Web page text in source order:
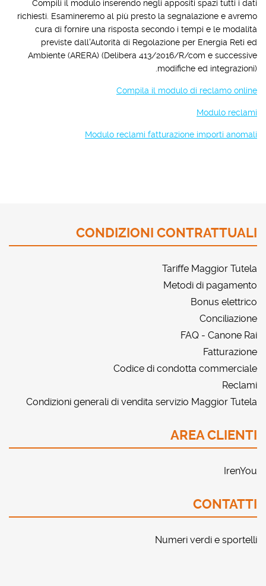
Compili il modulo inserendo negli appositi spazi tutti i dati
richiesti. Esamineremo al più presto la segnalazione e avremo
cura di fornire una risposta secondo i tempi e le modalità
previste dall'Autorità di Regolazione per Energia Reti ed
Ambiente (ARERA) (Delibera 413/2016/R/com e successive
modifiche ed integrazioni).
Compila il modulo di reclamo online
Modulo reclami
Modulo reclami fatturazione importi anomali
CONDIZIONI CONTRATTUALI
Tariffe Maggior Tutela
Metodi di pagamento
Bonus elettrico
Conciliazione
FAQ - Canone Rai
Fatturazione
Codice di condotta commerciale
Reclami
Condizioni generali di vendita servizio Maggior Tutela
AREA CLIENTI
IrenYou
CONTATTI
Numeri verdi e sportelli